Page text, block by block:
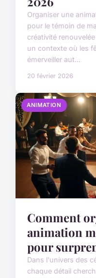
Organiser une
pour le témoin de
créativité
un contexte où les
émerveiller aut...
20 février 2026
ANIMATION
Comment
animation
pour
Dans l'univers des
chaque détail